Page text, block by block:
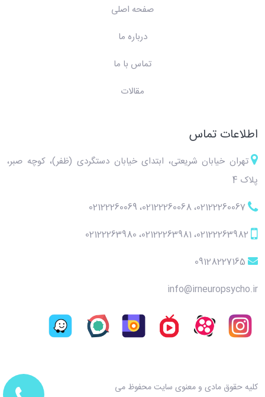
صفحه اصلی
درباره ما
تماس با ما
مقالات
اطلاعات تماس
تهران خیابان شریعتی، ابتدای خیابان دستگردی (ظفر)، کوچه صبر،
پلاک 4
02122260067، 02122260068، 02122260069
02122263982، 02122263981، 02122263980
09128227165
info@irneuropsycho.ir
کلیه حقوق مادی و معنوی سایت محفوظ می